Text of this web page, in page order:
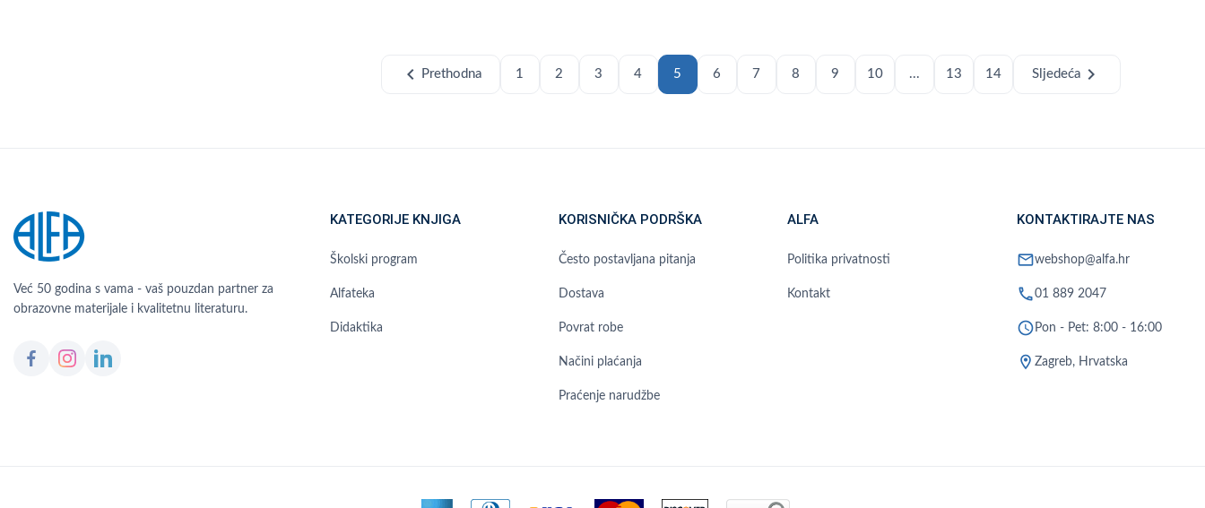
chevron_left Prethodna 1 2 3 4 5 6 7 8 9 10 ... 13 14 Sljedećachevron_right
Već 50 godina s vama - vaš pouzdan partner za
obrazovne materijale i kvalitetnu literaturu.
KATEGORIJE KNJIGA
Školski program
Alfateka
Didaktika
KORISNIČKA PODRŠKA
Često postavljana pitanja
Dostava
Povrat robe
Načini plaćanja
Praćenje narudžbe
ALFA
Politika privatnosti
Kontakt
KONTAKTIRAJTE NAS
mailwebshop@alfa.hr
phone01 889 2047
schedule Pon - Pet: 8:00 - 16:00
location_on Zagreb, Hrvatska